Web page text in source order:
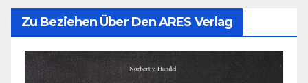
Zu Beziehen Über Den ARES Verlag